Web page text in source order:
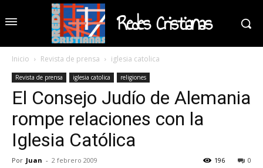
Redes Cristianas
Inicio Revista de prensa iglesia catolica
Revista de prensa iglesia catolica religiones
El Consejo Judío de Alemania
rompe relaciones con la
Iglesia Católica
Por Juan - 2 febrero 2009 0
196